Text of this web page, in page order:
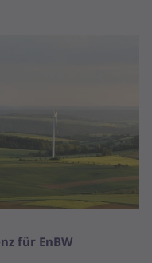
für EnBW